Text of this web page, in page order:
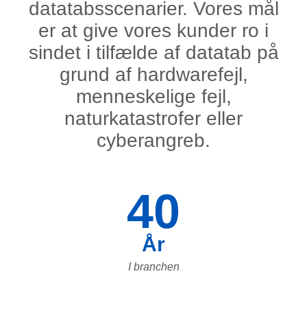
datatabsscenarier. Vores mål
er at give vores kunder ro i
sindet i tilfælde af datatab på
grund af hardwarefejl,
menneskelige fejl,
naturkatastrofer eller
cyberangreb.
40
År
I branchen